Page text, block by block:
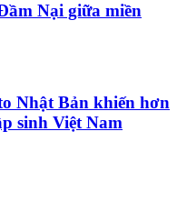
Nại giữa miền
Nhật Bản khiến hơn
sinh Việt Nam